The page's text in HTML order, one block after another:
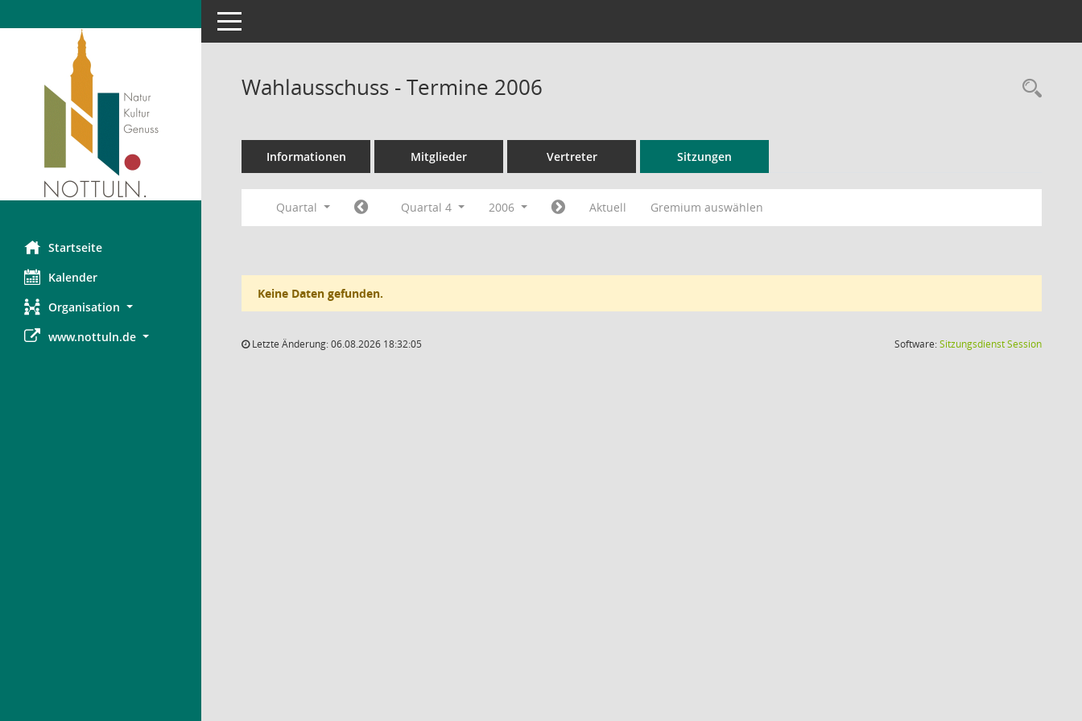
Startseite
Kalender
Organisation
www.nottuln.de
Toggle navigation
Wahlausschuss - Termine 2006
Informationen Mitglieder Vertreter Sitzungen
Quartal Quartal 4 2006 Aktuell Gremium auswählen
Keine Daten gefunden.
Letzte Änderung: 06.08.2026 18:32:05 Software:SitzungsdienstSession(Wird in